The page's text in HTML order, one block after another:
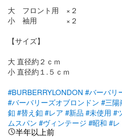
大　フロント用　×２
小　袖用　　　　×２
【サイズ】
大 直径約２ｃｍ
小 直径約１.５ｃｍ
#BURBERRYLONDON #バーバリ
#バーバリーズオブロンドン #三陽
釦 #替え釦 #レア #新品 #未使用 #
ムスパン #ヴィンテージ #昭和 #レ
半年以上前